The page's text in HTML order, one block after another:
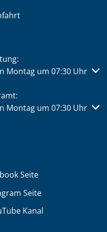
oder Schließzeiten
Montag um 07:30 Uhr
oder Schließzeiten
Montag um 07:30 Uhr
Seite
Seite
Kanal